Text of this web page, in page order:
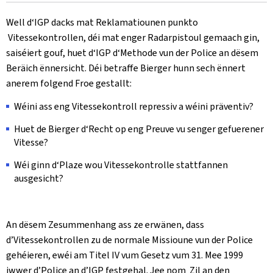
Well d‘IGP dacks mat Reklamatiounen punkto
Vitessekontrollen, déi mat enger Radarpistoul gemaach gin,
saiséiert gouf, huet d‘IGP d‘Methode vun der Police an dësem
Beräich ënnersicht. Déi betraffe Bierger hunn sech ënnert
anerem folgend Froe gestallt:
Wéini ass eng Vitessekontroll repressiv a wéini präventiv?
Huet de Bierger d‘Recht op eng Preuve vu senger gefuerener
Vitesse?
Wéi ginn d‘Plaze wou Vitessekontrolle stattfannen
ausgesicht?
An dësem Zesummenhang ass ze erwänen, dass
d’Vitessekontrollen zu de normale Missioune vun der Police
gehéieren, ewéi am Titel IV vum Gesetz vum 31. Mee 1999
iwwer d’Police an d’IGP festgehal. Jee nom Zil an den